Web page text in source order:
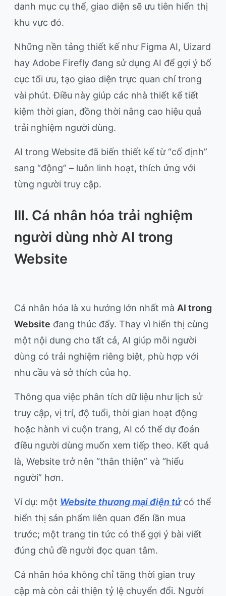
danh mục cụ thể, giao diện sẽ ưu tiên hiển thị
khu vực đó.
Những nền tảng thiết kế như Figma AI, Uizard
hay Adobe Firefly đang sử dụng AI để gợi ý bố
cục tối ưu, tạo giao diện trực quan chỉ trong
vài phút. Điều này giúp các nhà thiết kế tiết
kiệm thời gian, đồng thời nâng cao hiệu quả
trải nghiệm người dùng.
AI trong Website đã biến thiết kế từ “cố định”
sang “động” – luôn linh hoạt, thích ứng với
từng người truy cập.
III. Cá nhân hóa trải nghiệm
người dùng nhờ AI trong
Website
Cá nhân hóa là xu hướng lớn nhất mà AI trong
Website đang thúc đẩy. Thay vì hiển thị cùng
một nội dung cho tất cả, AI giúp mỗi người
dùng có trải nghiệm riêng biệt, phù hợp với
nhu cầu và sở thích của họ.
Thông qua việc phân tích dữ liệu như lịch sử
truy cập, vị trí, độ tuổi, thời gian hoạt động
hoặc hành vi cuộn trang, AI có thể dự đoán
điều người dùng muốn xem tiếp theo. Kết quả
là, Website trở nên “thân thiện” và “hiểu
người” hơn.
Ví dụ: một Website thương mại điện tửcó thể
hiển thị sản phẩm liên quan đến lần mua
trước; một trang tin tức có thể gợi ý bài viết
đúng chủ đề người đọc quan tâm.
Cá nhân hóa không chỉ tăng thời gian truy
cập mà còn cải thiện tỷ lệ chuyển đổi. Người